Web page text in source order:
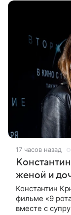
17 часов назад
женой и
Константин
фильме «9
вместе с